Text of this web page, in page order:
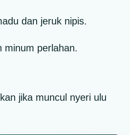
dan jeruk nipis.
minum perlahan.
jika muncul nyeri ulu